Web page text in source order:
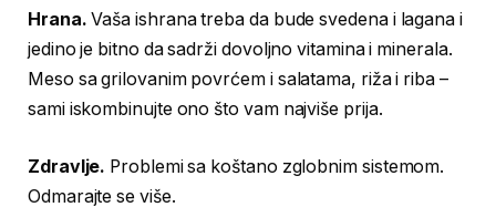
Hrana. Vaša ishrana treba da bude svedena i lagana i
jedino je bitno da sadrži dovoljno vitamina i minerala.
Meso sa grilovanim povrćem i salatama, riža i riba –
sami iskombinujte ono što vam najviše prija.
Zdravlje. Problemi sa koštano zglobnim sistemom.
Odmarajte se više.